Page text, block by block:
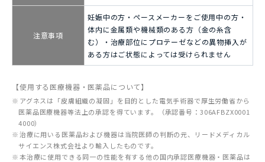
注意事項
妊娠中の方・ペースメーカーをご使用中の方・
体内に金属類や機械類のある方（金の糸含
む）・治療部位にプロテーゼなどの異物挿入が
ある方はご状態によっては受けられません
【使用する医療機器・医薬品について】
アグネスは「皮膚組織の凝固」を目的とした電気手術器で厚生労働省から
医薬品医療機器等法上の承認を得ています。（承認番号：306AFBZX0001
4000）
治療に用いる医薬品および機器は当院医師の判断の元、リードメディカル
サイエンス株式会社より輸入したものです。
本治療に使用できる同一の性能を有する他の国内承認医療機器・医薬品は